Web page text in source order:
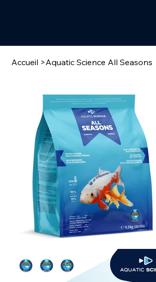
Accueil >Aquatic Science All Seasons